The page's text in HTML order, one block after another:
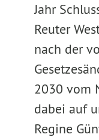
Jahr
Reuter
nach der
2030 vom
dabei auf
Regine